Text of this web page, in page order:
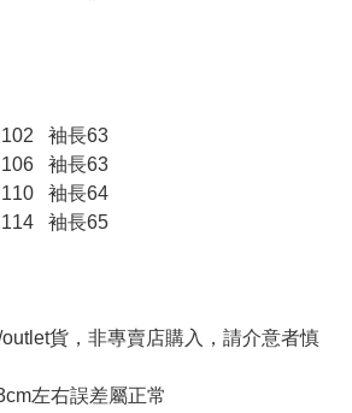
袖長63
袖長63
袖長64
袖長65
貨，非專賣店購入，請介意者慎
左右誤差屬正常